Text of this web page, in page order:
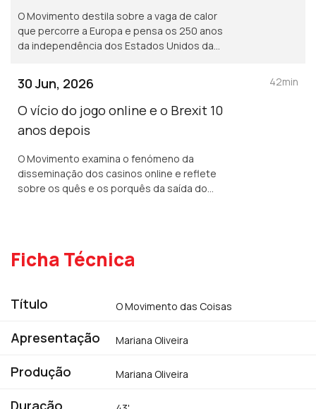
O Movimento destila sobre a vaga de calor
que percorre a Europa e pensa os 250 anos
da independência dos Estados Unidos da
30 Jun, 2026
O vício do jogo online e o Brexit 10
anos depois
O Movimento examina o fenómeno da
disseminação dos casinos online e reflete
sobre os quês e os porquês da saída do
42min
Ficha Técnica
Título O Movimento das Coisas
Apresentação Mariana Oliveira
Produção Mariana Oliveira